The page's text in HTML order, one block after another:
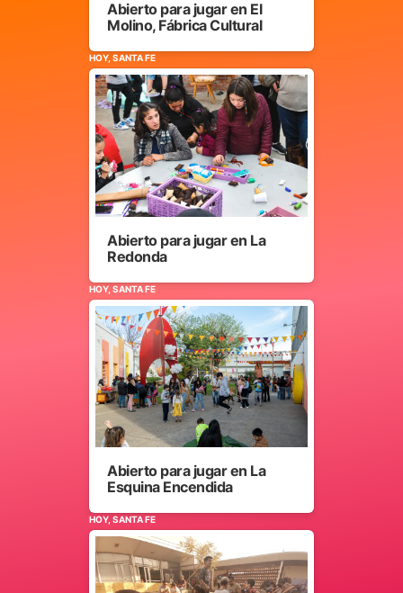
Abierto para jugar en El
Molino, Fábrica Cultural
HOY, SANTA FE
Abierto para jugar en La
Redonda
HOY, SANTA FE
Abierto para jugar en La
Esquina Encendida
HOY, SANTA FE